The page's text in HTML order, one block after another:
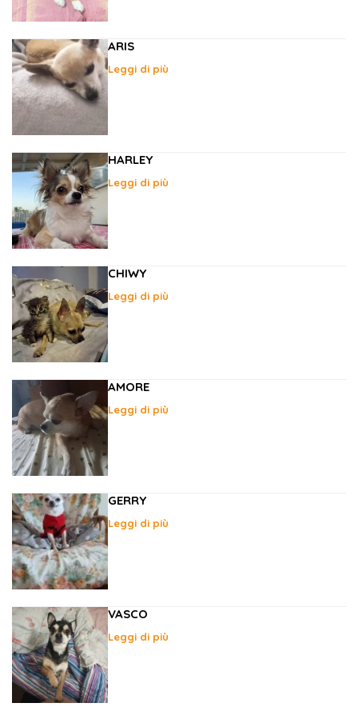
ARIS
Leggi di più
HARLEY
Leggi di più
CHIWY
Leggi di più
AMORE
Leggi di più
GERRY
Leggi di più
VASCO
Leggi di più